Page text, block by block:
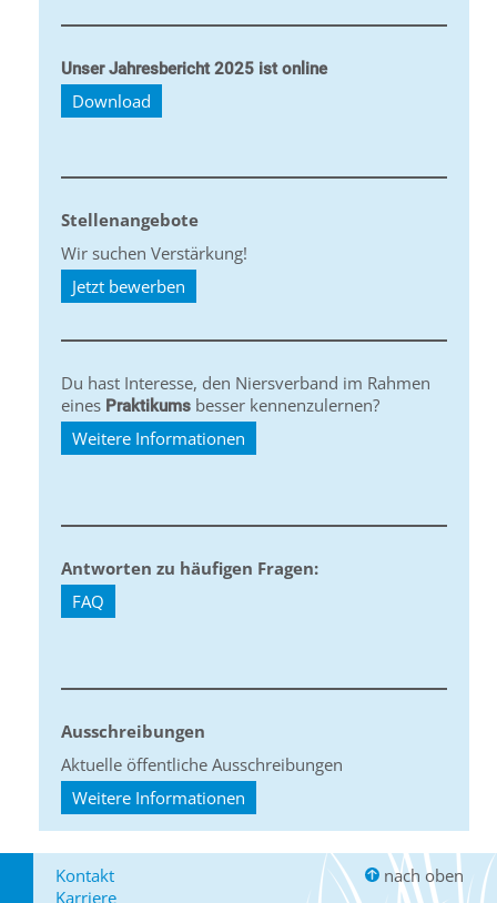
Unser Jahresbericht 2025 ist online
Download
Stellenangebote
Wir suchen Verstärkung!
Jetzt bewerben
Du hast Interesse, den Niersverband im Rahmen
eines Praktikums besser kennenzulernen?
Weitere Informationen
Antworten zu häufigen Fragen:
FAQ
Ausschreibungen
Aktuelle öffentliche Ausschreibungen
Weitere Informationen
Kontakt
Karriere
nach oben